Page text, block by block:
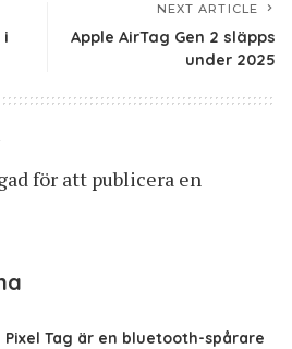
i
NEXT ARTICLE
Apple AirTag Gen 2 släpps
under 2025
för att publicera en
Pixel Tag är en bluetooth-spårare